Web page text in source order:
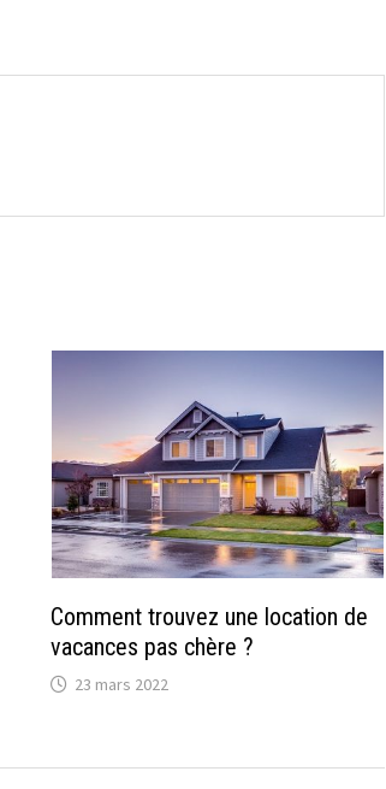
Comment trouvez une location de
vacances pas chère ?
23 mars 2022